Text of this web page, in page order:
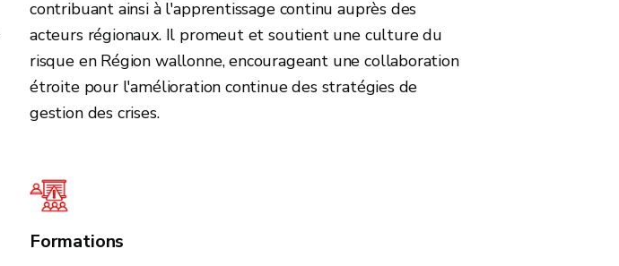
contribuant ainsi à l'apprentissage continu auprès des
acteurs régionaux. Il promeut et soutient une culture du
risque en Région wallonne, encourageant une collaboration
étroite pour l'amélioration continue des stratégies de
gestion des crises.
Formations